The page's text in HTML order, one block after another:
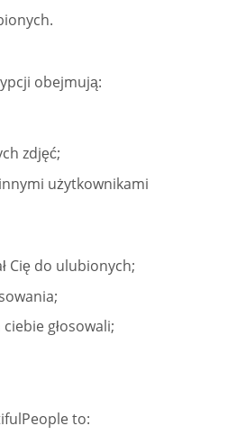
obejmują:
zdjęć;
użytkownikami
Cię do ulubionych;
głosowali;
to: